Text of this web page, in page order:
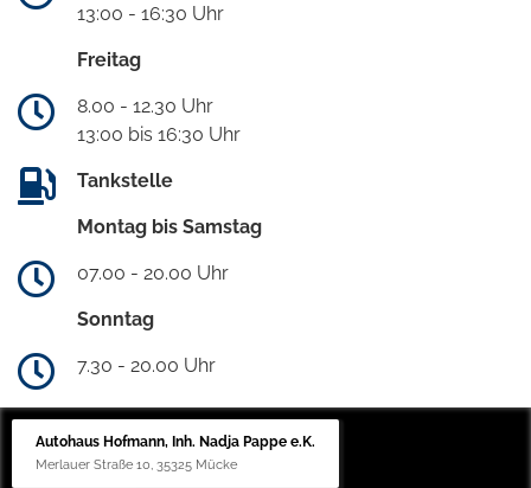
13:00 - 16:30 Uhr
Freitag
8.00 - 12.30 Uhr
13:00 bis 16:30 Uhr
Tankstelle
Montag bis Samstag
07.00 - 20.00 Uhr
Sonntag
7.30 - 20.00 Uhr
Autohaus Hofmann, Inh. Nadja Pappe e.K.
Merlauer Straße 10, 35325 Mücke